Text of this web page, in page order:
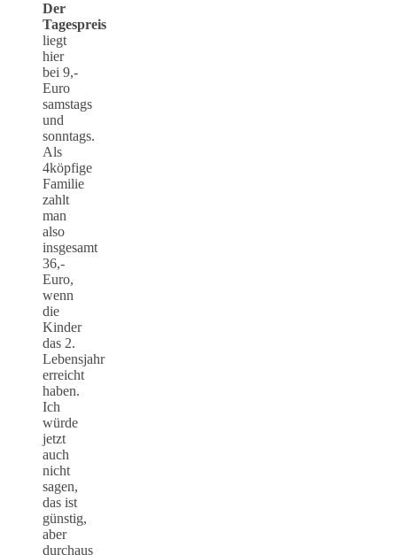
Der
Tagespreis
liegt
hier
bei 9,-
Euro
samstags
und
sonntags.
Als
4köpfige
Familie
zahlt
man
also
insgesamt
36,-
Euro,
wenn
die
Kinder
das 2.
Lebensjahr
erreicht
haben.
Ich
würde
jetzt
auch
nicht
sagen,
das ist
günstig,
aber
durchaus